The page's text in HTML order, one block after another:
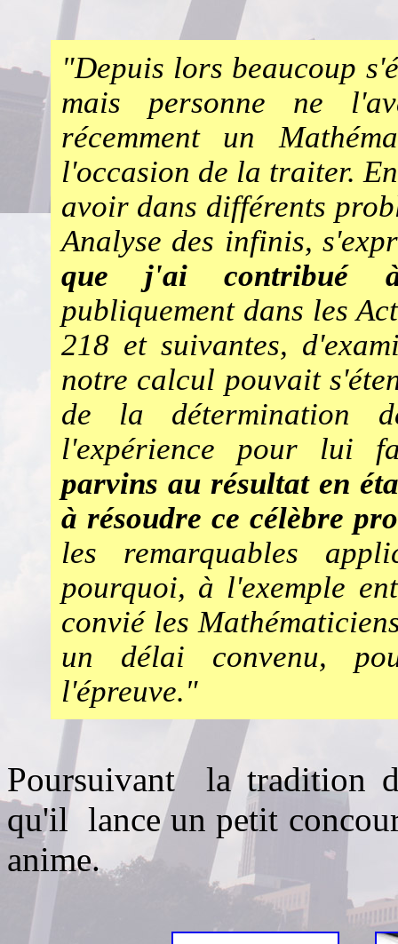
"Depuis lors beaucoup
mais personne ne
récemment un
l'occasion de la traiter.
avoir dans différents
Analyse des infinis,
que j'ai contribué
publiquement dans les
218 et suivantes,
notre calcul pouvait
de la détermination
l'expérience pour lui
parvins au résultat en
à résoudre ce célèbre
les remarquables
pourquoi, à l'exemple
convié les
un délai convenu,
l'épreuve."
Poursuivant la tradition
qu'il lance un petit
anime.